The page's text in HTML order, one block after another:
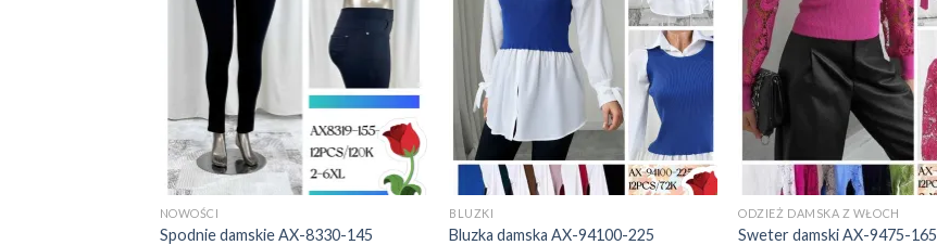
NOWOŚCI
Spodnie damskie AX-8330-145
BLUZKI
Bluzka damska AX-94100-225
ODZIEŻ DAMSKA Z WŁOCH
Sweter damski AX-9475-165